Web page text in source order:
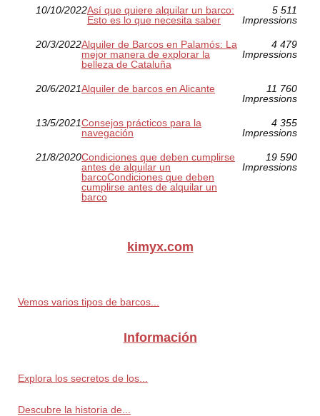
10/10/2022Así que quiere alquilar un barco:
Esto es lo que necesita saber
5 511
Impressions
20/3/2022Alquiler de Barcos en Palamós: La
mejor manera de explorar la
belleza de Cataluña
4 479
Impressions
20/6/2021Alquiler de barcos en Alicante
11 760
Impressions
13/5/2021Consejos prácticos para la
navegación
4 355
Impressions
21/8/2020Condiciones que deben cumplirse
antes de alquilar un
barcoCondiciones que deben
cumplirse antes de alquilar un
barco
19 590
Impressions
kimyx.com
Vemos varios tipos de barcos...
Información
Explora los secretos de los...
Descubre la historia de...